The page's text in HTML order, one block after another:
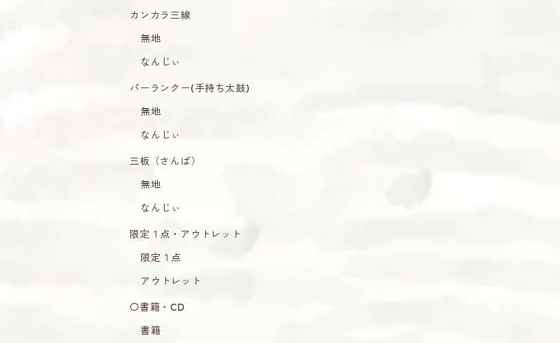
カンカラ三線
無地
なんじぃ
パーランクー(手持ち太鼓)
無地
なんじぃ
三板（さんば）
無地
なんじぃ
限定１点・アウトレット
限定１点
アウトレット
〇書籍・CD
書籍